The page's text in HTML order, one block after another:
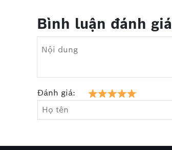
Bình luận đánh giá
Đánh giá: